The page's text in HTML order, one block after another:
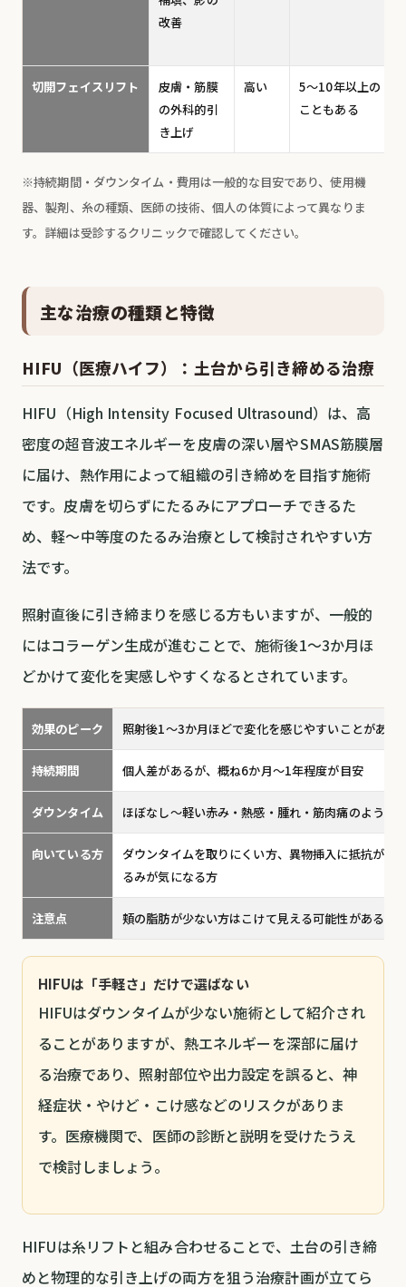
改善
切開フェイスリフト
皮膚・筋膜
の外科的引
き上げ
高い
5〜10年以上の
こともある
※持続期間・ダウンタイム・費用は一般的な目安であり、使用機
器、製剤、糸の種類、医師の技術、個人の体質によって異なりま
す。詳細は受診するクリニックで確認してください。
主な治療の種類と特徴
HIFU（医療ハイフ）：土台から引き締める治療
HIFU（High Intensity Focused Ultrasound）は、高
密度の超音波エネルギーを皮膚の深い層やSMAS筋膜層
に届け、熱作用によって組織の引き締めを目指す施術
です。皮膚を切らずにたるみにアプローチできるた
め、軽〜中等度のたるみ治療として検討されやすい方
法です。
照射直後に引き締まりを感じる方もいますが、一般的
にはコラーゲン生成が進むことで、施術後1〜3か月ほ
どかけて変化を実感しやすくなるとされています。
効果のピーク 照射後1〜3か月ほどで変化を感じやすいことがある
持続期間 個人差があるが、概ね6か月〜1年程度が目安
ダウンタイム ほぼなし〜軽い赤み・熱感・腫れ・筋肉痛のような
向いている方
ダウンタイムを取りにくい方、異物挿入に抵抗があ
るみが気になる方
注意点 頬の脂肪が少ない方はこけて見える可能性がある。
HIFUは「手軽さ」だけで選ばない
HIFUはダウンタイムが少ない施術として紹介され
ることがありますが、熱エネルギーを深部に届け
る治療であり、照射部位や出力設定を誤ると、神
経症状・やけど・こけ感などのリスクがありま
す。医療機関で、医師の診断と説明を受けたうえ
で検討しましょう。
HIFUは糸リフトと組み合わせることで、土台の引き締
めと物理的な引き上げの両方を狙う治療計画が立てら